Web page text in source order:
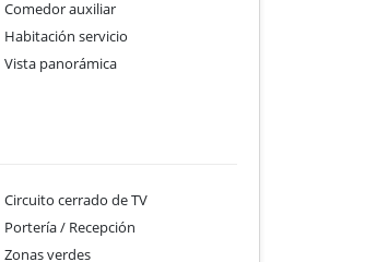
Comedor auxiliar
Habitación servicio
Vista panorámica
Circuito cerrado de TV
Portería / Recepción
Zonas verdes